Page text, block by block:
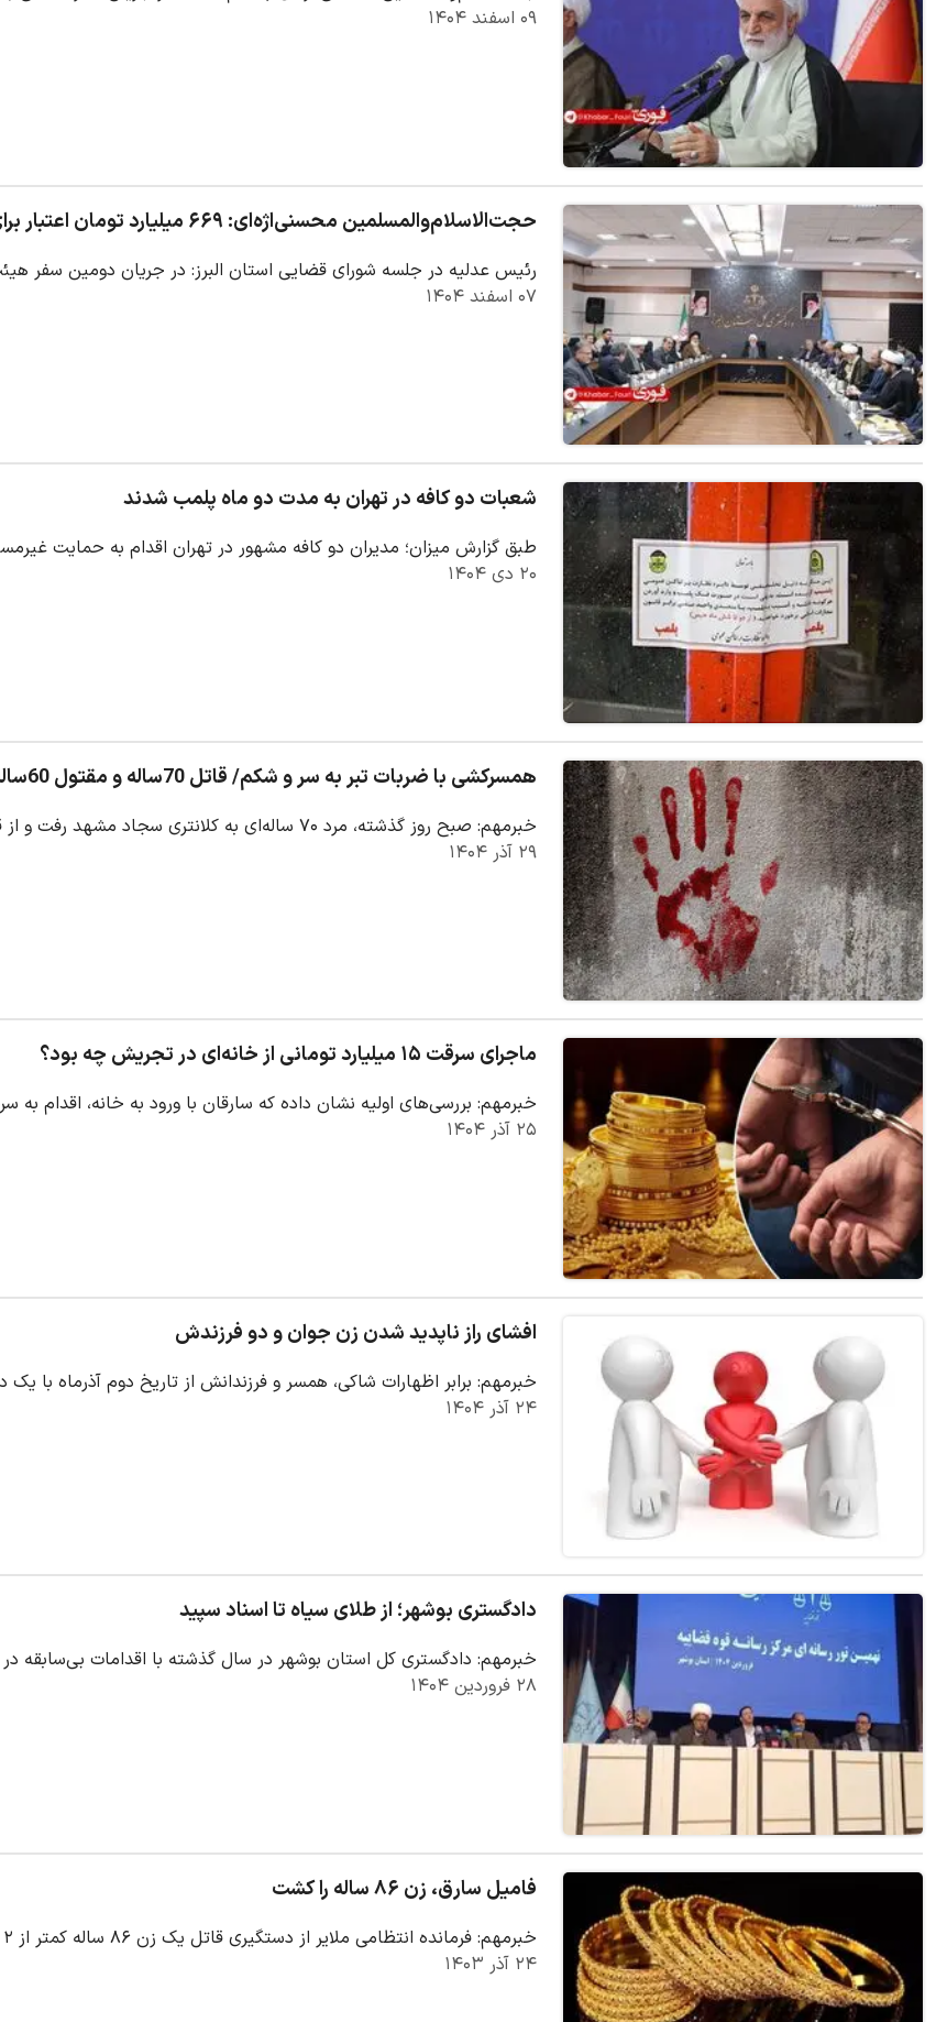
۰۹ اسفند ۱۴۰۴
حجت‌الاسلام‌والمسلمین محسنی‌اژه‌ای: ۶۶۹ میلیارد تومان اعتبار برای تجهیز مراکز و مراجع قضایی استان البرز تخصیص پیدا کرد
رئیس عدلیه در جلسه شورای قضایی استان البرز: در جریان دومین سفر
۰۷ اسفند ۱۴۰۴
شعبات دو کافه در تهران به مدت دو ماه پلمب شدند
طبق گزارش میزان؛ مدیران دو کافه مشهور در تهران اقدام به حمایت
۲۰ دی ۱۴۰۴
همسرکشی با ضربات تبر به سر و شکم/ قاتل 70ساله و مقتول 60ساله هستند
خبرمهم: صبح روز گذشته، مرد ۷۰ ساله‌ای به کلانتری سجاد مشهد رفت و از قتل هولناک همسرش در اتاق خواب منزل مسکونی‌اش در…
۲۹ آذر ۱۴۰۴
ماجرای سرقت ۱۵ میلیارد تومانی از خانه‌ای در تجریش چه بود؟
خبرمهم: بررسی‌های اولیه نشان داده که سارقان با ورود به خانه، اقدام
۲۵ آذر ۱۴۰۴
افشای راز ناپدید شدن زن جوان و دو فرزندش
خبرمهم: برابر اظهارات شاکی، همسر و فرزندانش از تاریخ دوم آذرماه
۲۴ آذر ۱۴۰۴
دادگستری بوشهر؛ از طلای سیاه تا اسناد سپید
خبرمهم: دادگستری کل استان بوشهر در سال گذشته با اقدامات
۲۸ فروردین ۱۴۰۴
فامیل سارق، زن ۸۶ ساله را کشت
خبرمهم: فرمانده انتظامی ملایر از دستگیری قاتل یک زن ۸۶ ساله کمتر از ۲ ساعت از وقوع جرم توسط پلیس این شهرستان خبر داد.
۲۴ آذر ۱۴۰۳